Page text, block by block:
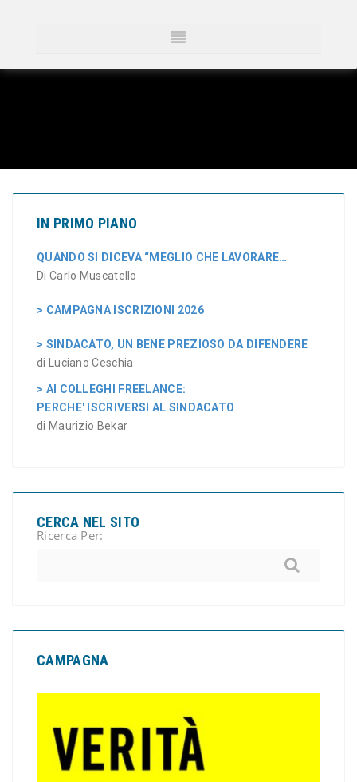
IN PRIMO PIANO
QUANDO SI DICEVA “MEGLIO CHE LAVORARE…
Di Carlo Muscatello
> CAMPAGNA ISCRIZIONI 2026
> SINDACATO, UN BENE PREZIOSO DA DIFENDERE
di Luciano Ceschia
> AI COLLEGHI FREELANCE:
PERCHE' ISCRIVERSI AL SINDACATO
di Maurizio Bekar
CERCA NEL SITO
Ricerca Per:
CAMPAGNA